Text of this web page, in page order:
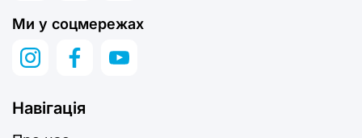
Ми у соцмережах
Навігація